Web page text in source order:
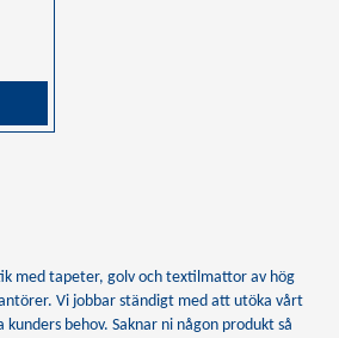
med tapeter, golv och textilmattor av hög
Vi jobbar ständigt med att utöka vårt
behov. Saknar ni någon produkt så